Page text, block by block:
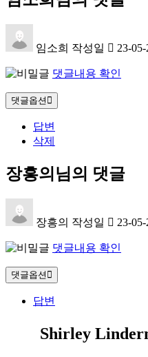
임소희 작성일 23-
댓글내용 확인
댓글옵션
답변
삭제
장흥의님의 댓글
장흥의 작성일 23-
댓글내용 확인
댓글옵션
답변
Shirley